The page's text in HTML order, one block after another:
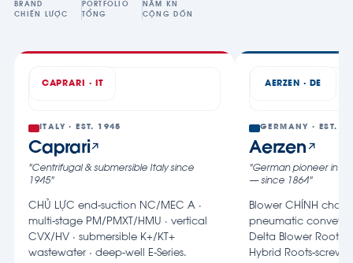
BRAND
CHIẾN LƯỢC
PORTFOLIO
TỔNG
NĂM KN
CỘNG DỒN
CAPRARI · IT
ITALY · EST. 1945
Caprari
"Centrifugal & submersible Italy since
1945"
CHỦ LỰC end-suction NC/MEC A ·
multi-stage PM/PMXT/HMU · vertical
CVX/HV · submersible K+/KT+
wastewater · deep-well E-Series.
AERZEN · DE
GERMANY · EST.
Aerzen
"German pioneer in
— since 1864"
Blower CHÍNH cho
pneumatic
Delta Blower Roots
Hybrid Roots-screw,